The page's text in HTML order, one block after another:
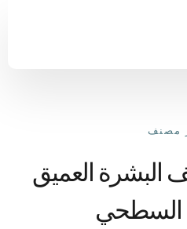
مصنف
البشرة العميق
السطحي